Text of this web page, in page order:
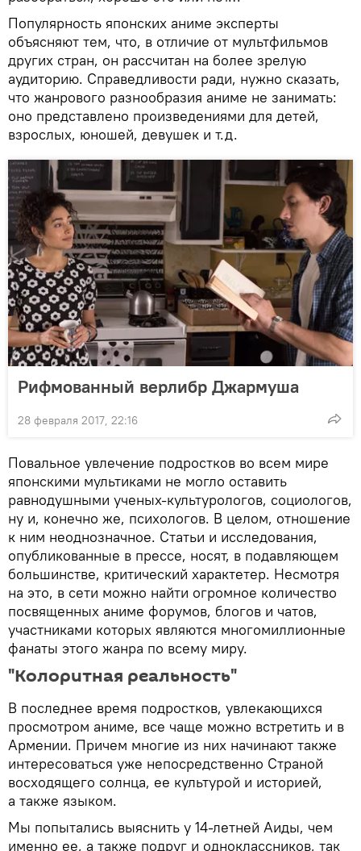
Популярность японских аниме эксперты
объясняют тем, что, в отличие от мультфильмов
других стран, он рассчитан на более зрелую
аудиторию. Справедливости ради, нужно сказать,
что жанрового разнообразия аниме не занимать:
оно представлено произведениями для детей,
взрослых, юношей, девушек и т.д.
Рифмованный верлибр Джармуша
28 февраля 2017, 22:16
Повальное увлечение подростков во всем мире
японскими мультиками не могло оставить
равнодушными ученых-культурологов, социологов,
ну и, конечно же, психологов. В целом, отношение
к ним неоднозначное. Статьи и исследования,
опубликованные в прессе, носят, в подавляющем
большинстве, критический характетер. Несмотря
на это, в сети можно найти огромное количество
посвященных аниме форумов, блогов и чатов,
участниками которых являются многомиллионные
фанаты этого жанра по всему миру.
"Колоритная реальность"
В последнее время подростков, увлекающихся
просмотром аниме, все чаще можно встретить и в
Армении. Причем многие из них начинают также
интересоваться уже непосредственно Страной
восходящего солнца, ее культурой и историей,
а также языком.
Мы попытались выяснить у 14-летней Аиды, чем
именно ее, а также подруг и одноклассников, так